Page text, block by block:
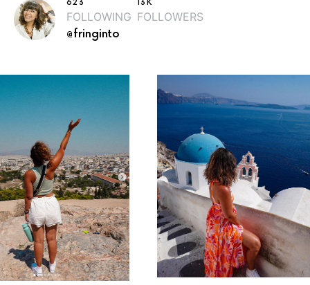
623
FOLLOWING
13K
FOLLOWERS
@fringinto